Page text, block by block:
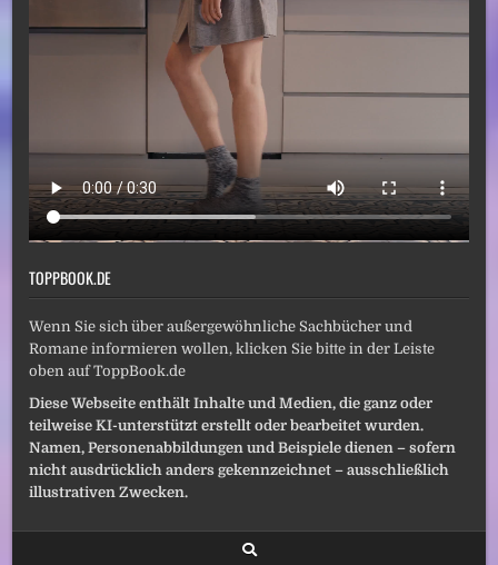
TOPPBOOK.DE
Wenn Sie sich über außergewöhnliche Sachbücher und
Romane informieren wollen, klicken Sie bitte in der Leiste
oben auf ToppBook.de
Diese Webseite enthält Inhalte und Medien, die ganz oder
teilweise KI-unterstützt erstellt oder bearbeitet wurden.
Namen, Personenabbildungen und Beispiele dienen – sofern
nicht ausdrücklich anders gekennzeichnet – ausschließlich
illustrativen Zwecken.